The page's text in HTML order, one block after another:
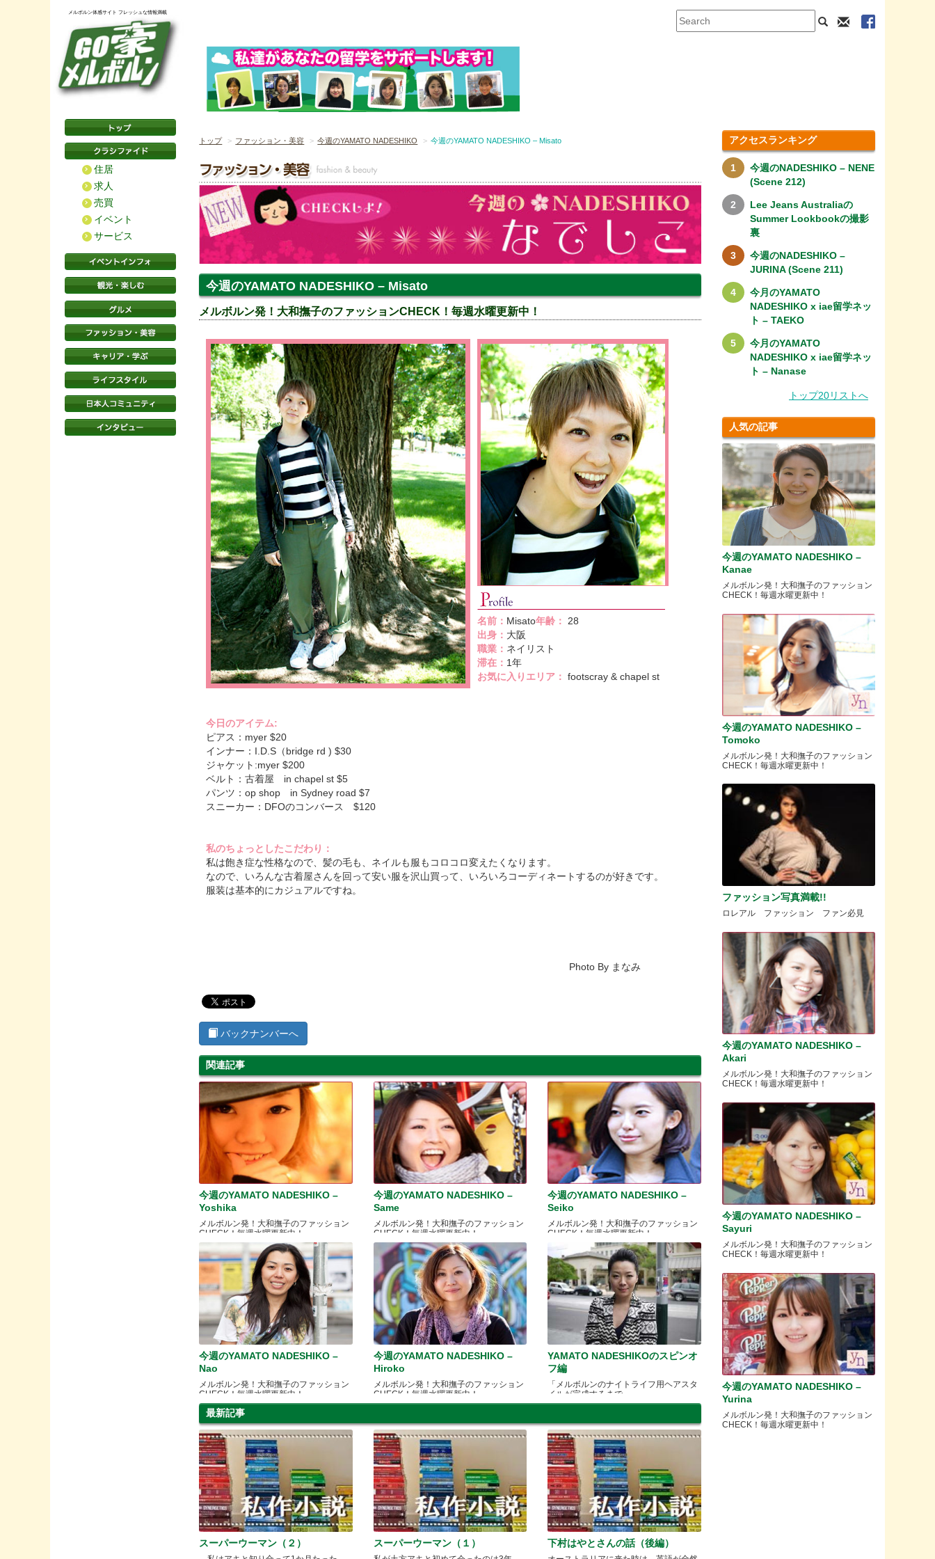
メルボルン体感サイト フレッシュな情報満載
住居
求人
売買
イベント
サービス
トップ ファッション・美容 今週のYAMATO NADESHIKO 今週のYAMATO NADESHIKO – Misato
今週のYAMATO NADESHIKO – Misato
メルボルン発！大和撫子のファッションCHECK！毎週水曜更新中！
名前： Misato年齢： 28
出身： 大阪
職業： ネイリスト
滞在： 1年
お気に入りエリア：footscray & chapel st
今日のアイテム:
ピアス：myer $20
インナー：I.D.S（bridge rd ) $30
ジャケット:myer $200
ベルト：古着屋 in chapel st $5
パンツ：op shop in Sydney road $7
スニーカー：DFOのコンバース $120
私のちょっとしたこだわり：
私は飽き症な性格なので、髪の毛も、ネイルも服もコロコロ変えたくなります。
なので、いろんな古着屋さんを回って安い服を沢山買って、いろいろコーディネートするのが好きです。
服装は基本的にカジュアルですね。
Photo By まなみ
バックナンバーへ
関連記事
今週のYAMATO NADESHIKO –
Yoshika
メルボルン発！大和撫子のファッション
CHECK！毎週水曜更新中！
今週のYAMATO NADESHIKO –
Same
メルボルン発！大和撫子のファッション
CHECK！毎週水曜更新中！
今週のYAMATO NADESHIKO –
Seiko
メルボルン発！大和撫子のファッション
CHECK！毎週水曜更新中！
今週のYAMATO NADESHIKO –
Nao
メルボルン発！大和撫子のファッション
CHECK！毎週水曜更新中！
今週のYAMATO NADESHIKO –
Hiroko
メルボルン発！大和撫子のファッション
CHECK！毎週水曜更新中！
YAMATO NADESHIKOのスピンオ
フ編
「メルボルンのナイトライフ用ヘアスタ
イルが完成するまで」
最新記事
スーパーウーマン（２） スーパーウーマン（１） 下村はやとさんの話（後編）
アクセスランキング
今週のNADESHIKO – NENE
(Scene 212)
Lee Jeans Australiaの
Summer Lookbookの撮影
裏
今週のNADESHIKO –
JURINA (Scene 211)
今月のYAMATO
NADESHIKO x iae留学ネッ
ト – TAEKO
今月のYAMATO
NADESHIKO x iae留学ネッ
ト – Nanase
トップ20リストへ
人気の記事
今週のYAMATO NADESHIKO –
Kanae
メルボルン発！大和撫子のファッション
CHECK！毎週水曜更新中！
今週のYAMATO NADESHIKO –
Tomoko
メルボルン発！大和撫子のファッション
CHECK！毎週水曜更新中！
ファッション写真満載!!
ロレアル ファッション ファン必見
今週のYAMATO NADESHIKO –
Akari
メルボルン発！大和撫子のファッション
CHECK！毎週水曜更新中！
今週のYAMATO NADESHIKO –
Sayuri
メルボルン発！大和撫子のファッション
CHECK！毎週水曜更新中！
今週のYAMATO NADESHIKO –
Yurina
メルボルン発！大和撫子のファッション
CHECK！毎週水曜更新中！